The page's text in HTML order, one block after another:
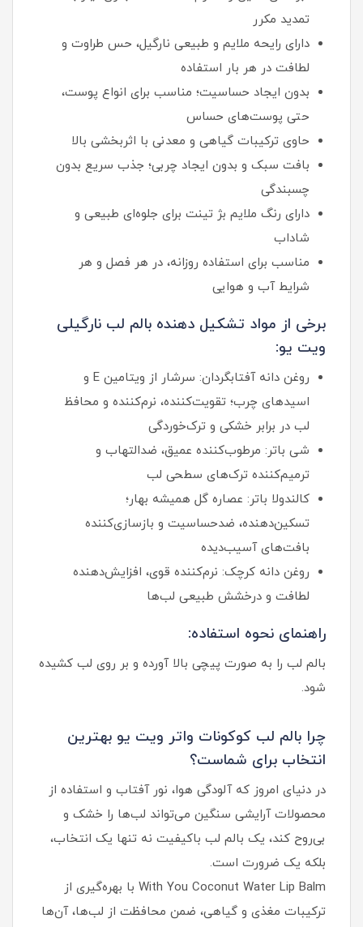
تمدید مکرر
دارای رایحه ملایم و طبیعی نارگیل، حس طراوت و
لطافت در هر بار استفاده
بدون ایجاد حساسیت؛ مناسب برای انواع پوست،
حتی پوست‌های حساس
حاوی ترکیبات گیاهی و معدنی با اثربخشی بالا
بافت سبک و بدون ایجاد چربی؛ جذب سریع بدون
چسبندگی
دارای رنگ ملایم بژ تینت برای جلوه‌ای طبیعی و
شاداب
مناسب برای استفاده روزانه، در هر فصل و هر
شرایط آب و هوایی
برخی از مواد تشکیل دهنده بالم لب نارگیلی
ویت یو:
روغن دانه آفتابگردان: سرشار از ویتامین E و
اسیدهای چرب؛ تقویت‌کننده، نرم‌کننده و محافظ
لب در برابر خشکی و ترک‌خوردگی
شی باتر: مرطوب‌کننده عمیق، ضدالتهاب و
ترمیم‌کننده ترک‌های سطحی لب
کالندولا باتر: عصاره گل همیشه بهار؛
تسکین‌دهنده، ضدحساسیت و بازسازی‌کننده
بافت‌های آسیب‌دیده
روغن دانه کرچک: نرم‌کننده قوی، افزایش‌دهنده
لطافت و درخشش طبیعی لب‌ها
راهنمای نحوه استفاده:
بالم لب را به صورت پیچی بالا آورده و بر روی لب کشیده
شود.
چرا بالم لب کوکونات واتر ویت یو بهترین
انتخاب برای شماست؟
در دنیای امروز که آلودگی هوا، نور آفتاب و استفاده از
محصولات آرایشی سنگین می‌تواند لب‌ها را خشک و
بی‌روح کند، یک بالم لب باکیفیت نه تنها یک انتخاب،
بلکه یک ضرورت است.
With You Coconut Water Lip Balm با بهره‌گیری از
ترکیبات مغذی و گیاهی، ضمن محافظت از لب‌ها، آن‌ها